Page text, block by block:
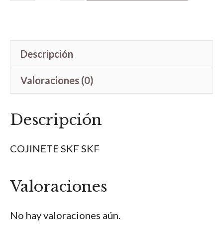
Descripción
Valoraciones (0)
Descripción
COJINETE SKF SKF
Valoraciones
No hay valoraciones aún.